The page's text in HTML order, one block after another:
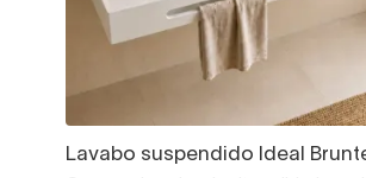
Lavabo suspendido Ideal